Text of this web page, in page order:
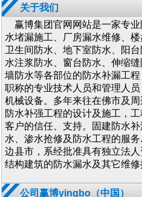
关于我们
赢博集团官网网站是一家专
水堵漏施工、厂房漏水维修、
卫生间防水、地下室防水、阳
水注浆防水、窗台防水、伸缩
墙防水等各部位的防水补漏工
职称的专业技术人员和管理人
机械设备。多年来往在佛市及
防水补强工程的设计及施工，
客户的信任、支持。固建防水
水、渗水抢修及防水工程的服
边县市，系经批准具有独立法
结构建筑的防水漏水及其它维修
公司赢博yingbo（中国）